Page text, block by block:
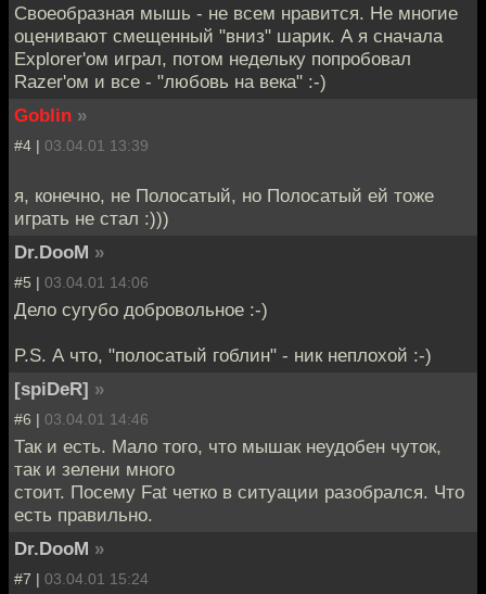
Своеобразная мышь - не всем нравится. Не многие
оценивают смещенный "вниз" шарик. А я сначала
Explorer'ом играл, потом недельку попробовал
Razer'ом и все - "любовь на века" :-)
Goblin »
#4 | 03.04.01 13:39
я, конечно, не Полосатый, но Полосатый ей тоже
играть не стал :)))
Dr.DooM »
#5 | 03.04.01 14:06
Дело сугубо добровольное :-)
P.S. А что, "полосатый гоблин" - ник неплохой :-)
[spiDeR] »
#6 | 03.04.01 14:46
Так и есть. Мало того, что мышак неудобен чуток,
так и зелени много
стоит. Посему Fat четко в ситуации разобрался. Что
есть правильно.
Dr.DooM »
#7 | 03.04.01 15:24